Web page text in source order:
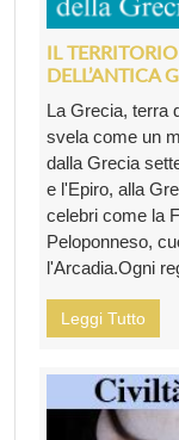
IL
DELL’ANTICA
La Grecia, terra
svela come un
dalla Grecia
e l'Epiro, alla
celebri come la
Peloponneso,
l'Arcadia.Ogni
Leggi Tutto